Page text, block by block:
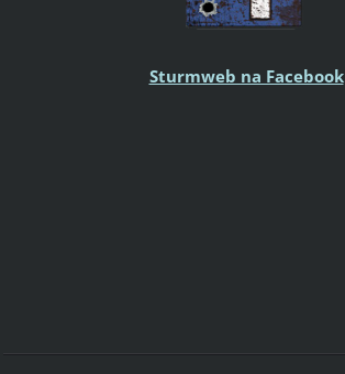
Sturmweb na Facebook